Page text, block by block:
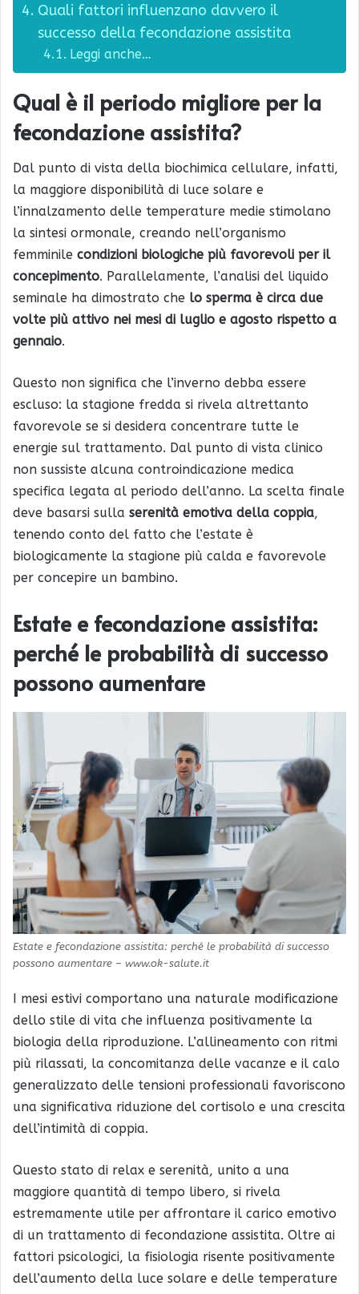
Quali fattori influenzano davvero il
successo della fecondazione assistita
Leggi anche…
Qual è il periodo migliore per la
fecondazione assistita?
Dal punto di vista della biochimica cellulare, infatti,
la maggiore disponibilità di luce solare e
l’innalzamento delle temperature medie stimolano
la sintesi ormonale, creando nell’organismo
femminile condizioni biologiche più favorevoli per il
concepimento. Parallelamente, l’analisi del liquido
seminale ha dimostrato che lo sperma è circa due
volte più attivo nei mesi di luglio e agosto rispetto a
gennaio.
Questo non significa che l’inverno debba essere
escluso: la stagione fredda si rivela altrettanto
favorevole se si desidera concentrare tutte le
energie sul trattamento. Dal punto di vista clinico
non sussiste alcuna controindicazione medica
specifica legata al periodo dell’anno. La scelta finale
deve basarsi sulla serenità emotiva della coppia,
tenendo conto del fatto che l’estate è
biologicamente la stagione più calda e favorevole
per concepire un bambino.
Estate e fecondazione assistita:
perché le probabilità di successo
possono aumentare
Estate e fecondazione assistita: perché le probabilità di successo
possono aumentare – www.ok-salute.it
I mesi estivi comportano una naturale modificazione
dello stile di vita che influenza positivamente la
biologia della riproduzione. L’allineamento con ritmi
più rilassati, la concomitanza delle vacanze e il calo
generalizzato delle tensioni professionali favoriscono
una significativa riduzione del cortisolo e una crescita
dell’intimità di coppia.
Questo stato di relax e serenità, unito a una
maggiore quantità di tempo libero, si rivela
estremamente utile per affrontare il carico emotivo
di un trattamento di fecondazione assistita. Oltre ai
fattori psicologici, la fisiologia risente positivamente
dell’aumento della luce solare e delle temperature